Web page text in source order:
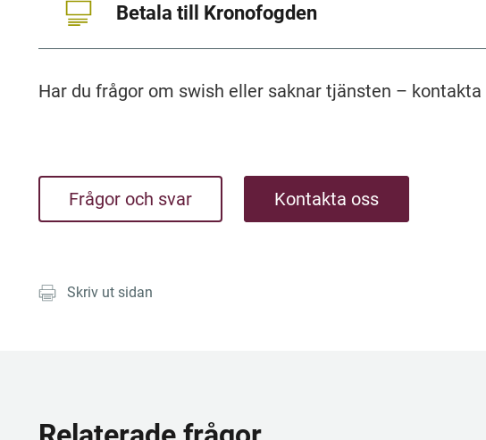
Betala till Kronofogden
Har du frågor om swish eller saknar tjänsten – kontakta
Frågor och svar Kontakta oss
Skriv ut sidan